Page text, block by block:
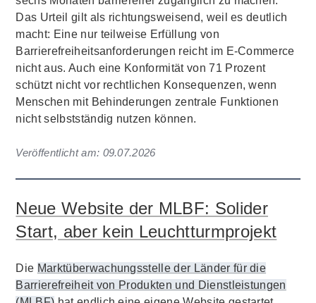
Das Urteil gilt als richtungsweisend, weil es deutlich
macht: Eine nur teilweise Erfüllung von
Barrierefreiheitsanforderungen reicht im E-Commerce
nicht aus. Auch eine Konformität von 71 Prozent
schützt nicht vor rechtlichen Konsequenzen, wenn
Menschen mit Behinderungen zentrale Funktionen
nicht selbstständig nutzen können.
Veröffentlicht am: 09.07.2026
Neue Website der MLBF: Solider
Start, aber kein Leuchtturmprojekt
Die Marktüberwachungsstelle der Länder für die
Barrierefreiheit von Produkten und Dienstleistungen